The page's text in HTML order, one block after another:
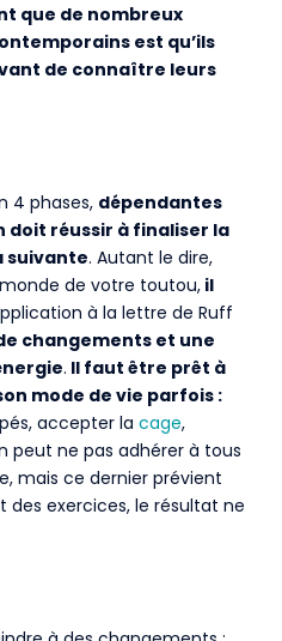
que de nombreux
est qu’ils
de connaître leurs
4 phases, dépendantes
doit réussir à finaliser la
suivante. Autant le dire,
de votre toutou,il
à la lettre de Ruff
changements et une
. Il faut être prêt à
mode de vie parfois :
accepter la cage,
peut ne pas adhérer à tous
mais ce dernier prévient
des exercices, le résultat ne